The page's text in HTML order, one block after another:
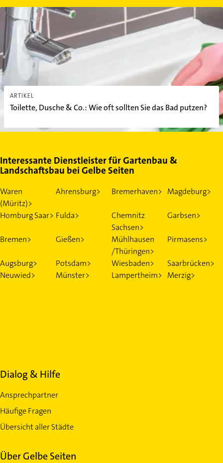
ARTIKEL
Toilette, Dusche & Co.: Wie oft sollten Sie das Bad putzen?
Toilette, Dusche & Co.: Wie oft sollten Sie das Bad putzen?
Interessante Dienstleister für Gartenbau &
Landschaftsbau bei Gelbe Seiten
Waren
(Müritz)>
Ahrensburg> Bremerhaven> Magdeburg>
Homburg Saar> Fulda>
Chemnitz
Sachsen>
Garbsen>
Bremen> Gießen>
Mühlhausen
/Thüringen>
Pirmasens>
Augsburg> Potsdam> Wiesbaden>
Saarbrücken>
Neuwied>
Münster> Lampertheim> Merzig>
Dialog & Hilfe
Ansprechpartner
Häufige Fragen
Übersicht aller Städte
Über Gelbe Seiten